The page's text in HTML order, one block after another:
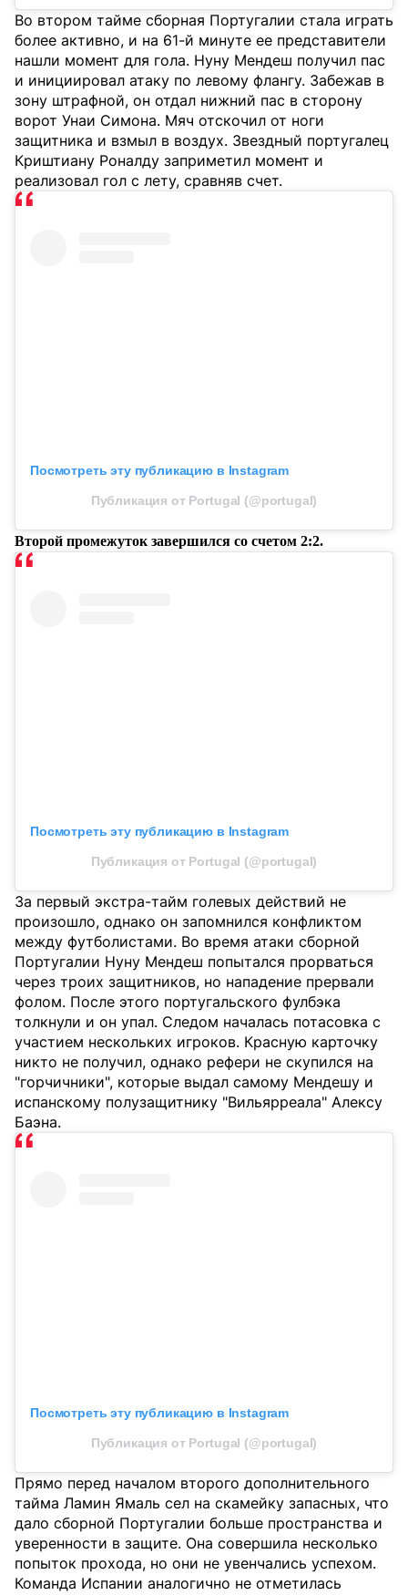
Во втором тайме сборная Португалии стала играть
более активно, и на 61-й минуте ее представители
нашли момент для гола. Нуну Мендеш получил пас
и инициировал атаку по левому флангу. Забежав в
зону штрафной, он отдал нижний пас в сторону
ворот Унаи Симона. Мяч отскочил от ноги
защитника и взмыл в воздух. Звездный португалец
Криштиану Роналду заприметил момент и
реализовал гол с лету, сравняв счет.
Посмотреть эту публикацию в Instagram
Публикация от Portugal (@portugal)
Второй промежуток завершился со счетом 2:2.
Посмотреть эту публикацию в Instagram
Публикация от Portugal (@portugal)
За первый экстра-тайм голевых действий не
произошло, однако он запомнился конфликтом
между футболистами. Во время атаки сборной
Португалии Нуну Мендеш попытался прорваться
через троих защитников, но нападение прервали
фолом. После этого португальского фулбэка
толкнули и он упал. Следом началась потасовка с
участием нескольких игроков. Красную карточку
никто не получил, однако рефери не скупился на
"горчичники", которые выдал самому Мендешу и
испанскому полузащитнику "Вильярреала" Алексу
Баэна.
Посмотреть эту публикацию в Instagram
Публикация от Portugal (@portugal)
Прямо перед началом второго дополнительного
тайма Ламин Ямаль сел на скамейку запасных, что
дало сборной Португалии больше пространства и
уверенности в защите. Она совершила несколько
попыток прохода, но они не увенчались успехом.
Команда Испании аналогично не отметилась